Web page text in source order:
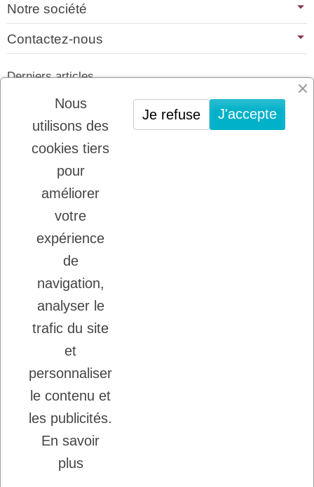
Notre société
Contactez-nous
Derniers articles
01/07/2026
PLATINUM : LE MEILLEUR DE LA
VIANDE POUR CHIENS ET CHATS
22/08/2025
LADYBEL : DES SOINS FRANCAIS DE
GRANDE QUALITE
Inscription à la newsletter
Vous pouvez vous désinscrire à tout moment.
J'accepte les conditions générales et la
politique de confidentialité.
Copyright © 2026 - DogFrenchTouch™
Création Ecommerce
Nous
utilisons des
cookies tiers
pour
améliorer
votre
expérience
de
navigation,
analyser le
trafic du site
et
personnaliser
le contenu et
les publicités.
En savoir
plus
J'accepte
Je refuse